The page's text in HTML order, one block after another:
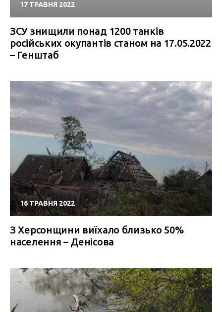
17 ТРАВНЯ 2022
ЗСУ знищили понад 1200 танків
російських окупантів станом на 17.05.2022
– Генштаб
16 ТРАВНЯ 2022
З Херсонщини виїхало близько 50%
населення – Денісова